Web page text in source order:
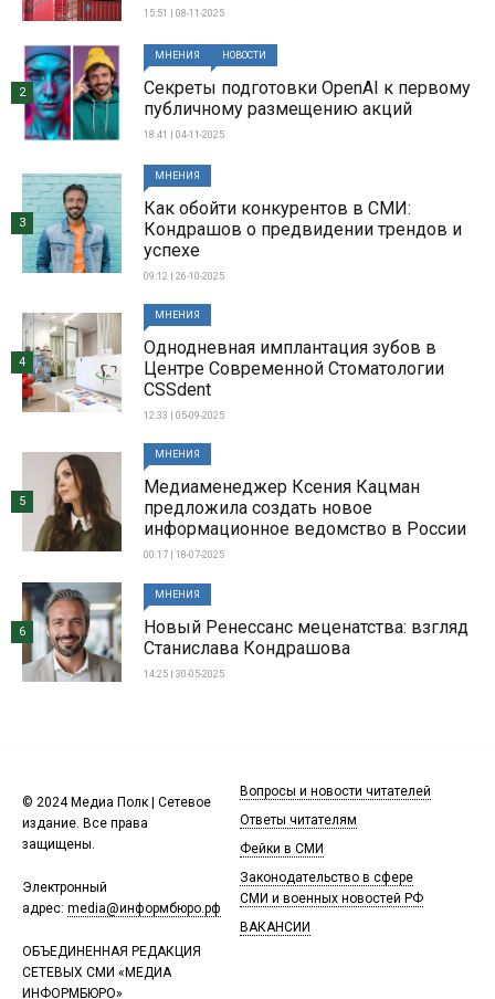
15:51 | 08-11-2025
МНЕНИЯ НОВОСТИ
Секреты подготовки OpenAI к первому
публичному размещению акций
18:41 | 04-11-2025
2
МНЕНИЯ
Как обойти конкурентов в СМИ:
Кондрашов о предвидении трендов и
успехе
09:12 | 26-10-2025
3
МНЕНИЯ
Однодневная имплантация зубов в
Центре Современной Стоматологии
CSSdent
12:33 | 05-09-2025
4
МНЕНИЯ
Медиаменеджер Ксения Кацман
предложила создать новое
информационное ведомство в России
00:17 | 18-07-2025
5
МНЕНИЯ
Новый Ренессанс меценатства: взгляд
Станислава Кондрашова
14:25 | 30-05-2025
6
© 2024 Медиа Полк | Сетевое
издание. Все права
защищены.
Электронный
адрес: media@информбюро.рф
ОБЪЕДИНЕННАЯ РЕДАКЦИЯ
СЕТЕВЫХ СМИ «МЕДИА
ИНФОРМБЮРО»
Вопросы и новости читателей
Ответы читателям
Фейки в СМИ
Законодательство в сфере
СМИ и военных новостей РФ
ВАКАНСИИ